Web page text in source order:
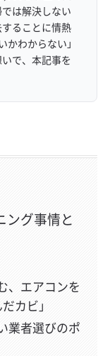
は解決しない
ることに情熱
かわからない」
で、本記事を
ング事情と
、エアコンを
カビ」
業者選びのポ